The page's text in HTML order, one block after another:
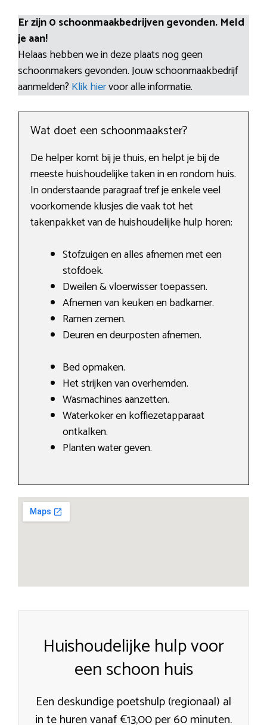
Er zijn 0 schoonmaakbedrijven gevonden. Meld
je aan!
Helaas hebben we in deze plaats nog geen
schoonmakers gevonden. Jouw schoonmaakbedrijf
aanmelden? Klik hiervoor alle informatie.
Wat doet een schoonmaakster?
De helper komt bij je thuis, en helpt je bij de
meeste huishoudelijke taken in en rondom huis.
In onderstaande paragraaf tref je enkele veel
voorkomende klusjes die vaak tot het
takenpakket van de huishoudelijke hulp horen:
Stofzuigen en alles afnemen met een
stofdoek.
Dweilen & vloerwisser toepassen.
Afnemen van keuken en badkamer.
Ramen zemen.
Deuren en deurposten afnemen.
Bed opmaken.
Het strijken van overhemden.
Wasmachines aanzetten.
Waterkoker en koffiezetapparaat
ontkalken.
Planten water geven.
Huishoudelijke hulp voor
een schoon huis
Een deskundige poetshulp (regionaal) al
in te huren vanaf €13,00 per 60 minuten.